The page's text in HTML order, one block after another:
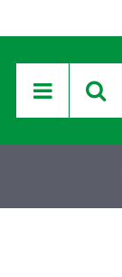
YAZ